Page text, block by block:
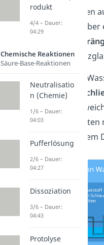
Öffnung nach unten
den Wasserstoff
Wasserim
Befindet sich kein
Reagenzglas,
das Gas nicht
machst du am
Stopfen oder deinem
rodukt
4/4 – Dauer:
04:29
Chemische Reaktionen
Säure-Base-Reaktionen
Neutralisatio
n (Chemie)
1/6 – Dauer:
04:03
Pufferlösung
2/6 – Dauer:
04:27
Dissoziation
3/6 – Dauer:
04:43
Protolyse